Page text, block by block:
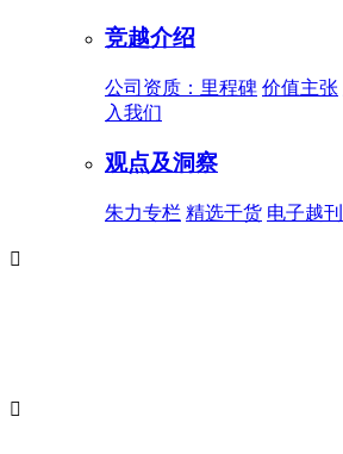
竞越介绍
公司资质：里程碑 价值主张
入我们
观点及洞察
朱力专栏 精选干货 电子越刊

